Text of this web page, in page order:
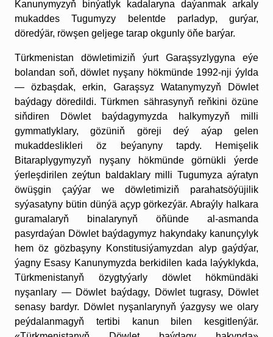
Kanunymyzyň binýatlyk kadalaryna daýanmak arkaly
mukaddes Tugumyzy belentde parladyp, gurýar,
döredýär, röwşen geljege tarap okgunly öňe barýar.
Türkmenistan döwletimiziň ýurt Garaşsyzlygyna eýe
bolandan soň, döwlet nyşany hökmünde 1992-nji ýylda
— özbaşdak, erkin, Garaşsyz Watanymyzyň Döwlet
baýdagy döredildi. Türkmen sährasynyň reňkini özüne
siňdiren Döwlet baýdagymyzda halkymyzyň milli
gymmatlyklary, gözüniň göreji deý aýap gelen
mukaddeslikleri öz beýanyny tapdy. Hemişelik
Bitaraplygymyzyň nyşany hökmünde görnükli ýerde
ýerleşdirilen zeýtun baldaklary milli Tugumyza aýratyn
öwüşgin çaýýar we döwletimiziň parahatsöýüjilik
syýasatyny bütin dünýä açyp görkezýär. Abraýly halkara
guramalaryň binalarynyň öňünde al-asmanda
pasyrdaýan Döwlet baýdagymyz hakyndaky kanunçylyk
hem öz gözbaşyny Konstitusiýamyzdan alyp gaýdýar,
ýagny Esasy Kanunymyzda berkidilen kada laýyklykda,
Türkmenistanyň özygtyýarly döwlet hökmündäki
nyşanlary — Döwlet baýdagy, Döwlet tugrasy, Döwlet
senasy bardyr. Döwlet nyşanlarynyň ýazgysy we olary
peýdalanmagyň tertibi kanun bilen kesgitlenýär.